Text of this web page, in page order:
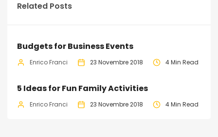
Related Posts
Budgets for Business Events
Enrico Franci 23 Novembre 2018 4 Min Read
5 Ideas for Fun Family Activities
Enrico Franci 23 Novembre 2018 4 Min Read